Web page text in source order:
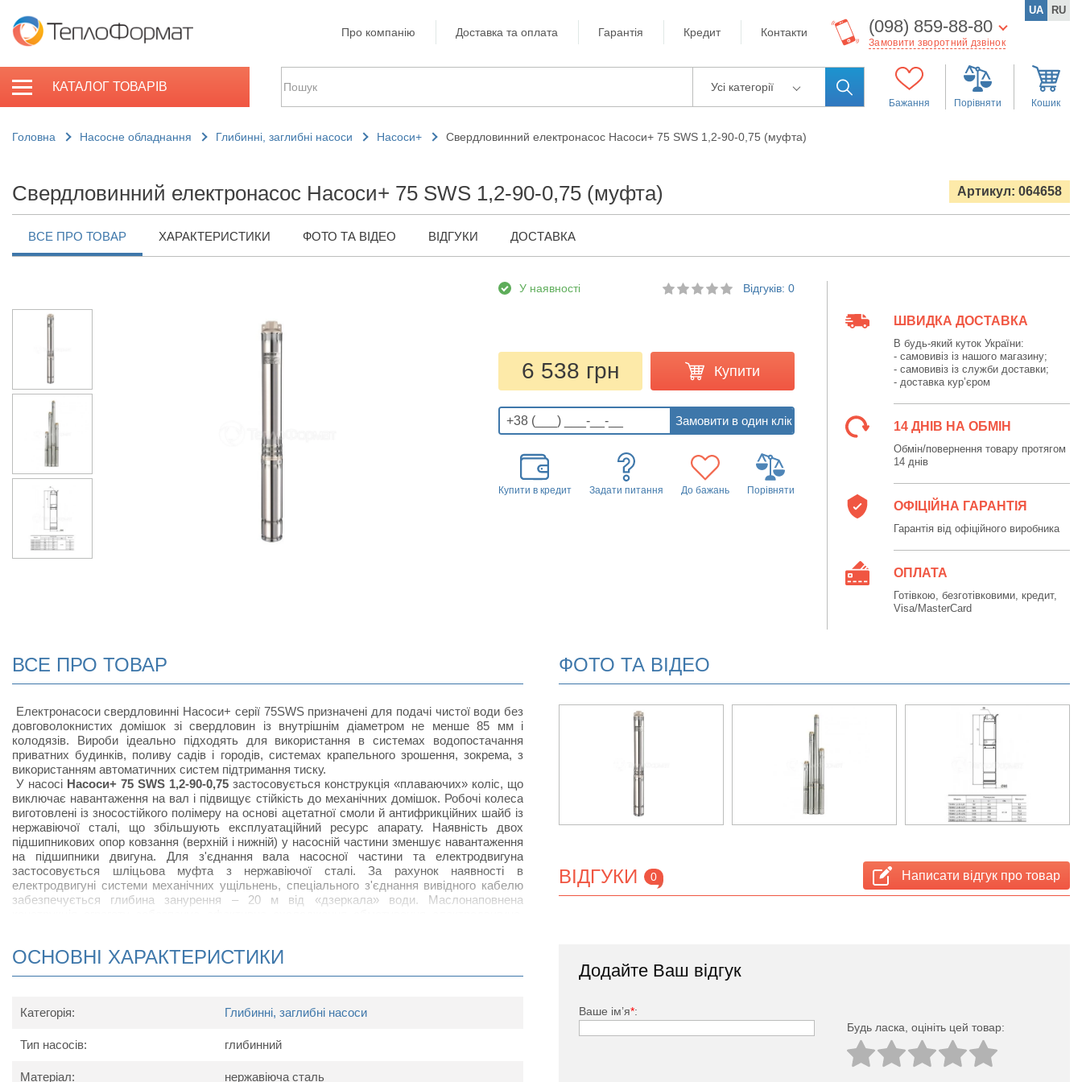
Про компанію Доставка та оплата Гарантія Кредит Контакти (098) 859-88-80
Замовити зворотний дзвінок
UA RU
КАТАЛОГ ТОВАРІВ Усі категорії
Бажання Порівняти Кошик
Головна Насосне обладнання Глибинні, заглибні насоси Насоси+ Свердловинний електронасос Насоси+ 75 SWS 1,2-90-0,75 (муфта)
Свердловинний електронасос Насоси+ 75 SWS 1,2-90-0,75 (муфта) Артикул: 064658
ВСЕ ПРО ТОВАР ХАРАКТЕРИСТИКИ ФОТО ТА ВІДЕО ВІДГУКИ ДОСТАВКА
У наявності Відгуків: 0
6 538 грн Купити
Купити в кредит Задати питання До бажань Порівняти
ШВИДКА ДОСТАВКА
В будь-який куток України:
- самовивіз із нашого магазину;
- самовивіз із служби доставки;
- доставка кур’єром
14 ДНІВ НА ОБМІН
Обмін/повернення товару протягом
14 днів
ОФІЦІЙНА ГАРАНТІЯ
Гарантія від офіційного виробника
ОПЛАТА
Готівкою, безготівковими, кредит,
Visa/MasterCard
ВСЕ ПРО ТОВАР
Електронасоси свердловинні Насоси+ серії 75SWS призначені для подачі чистої води без
довговолокнистих домішок зі свердловин із внутрішнім діаметром не менше 85 мм і
колодязів. Вироби ідеально підходять для використання в системах водопостачання
приватних будинків, поливу садів і городів, системах крапельного зрошення, зокрема, з
використанням автоматичних систем підтримання тиску.
У насосі Насоси+ 75 SWS 1,2-90-0,75 застосовується конструкція «плаваючих» коліс, що
виключає навантаження на вал і підвищує стійкість до механічних домішок. Робочі колеса
виготовлені із зносостійкого полімеру на основі ацетатної смоли й антифрикційних шайб із
нержавіючої сталі, що збільшують експлуатаційний ресурс апарату. Наявність двох
підшипникових опор ковзання (верхній і нижній) у насосній частини зменшує навантаження
на підшипники двигуна. Для з'єднання вала насосної частини та електродвигуна
застосовується шліцьова муфта з нержавіючої сталі. За рахунок наявності в
електродвигуні системи механічних ущільнень, спеціального з'єднання вивідного кабелю
забезпечується глибина занурення –20 м від «дзеркала» води. Маслонаповнена
заклинювання або зупинки електронасоса.
двигун асинхронний двополюсний з короткозамкненим ротором, маслонаповнений;
клас ізоляції B;
вбудованим в обмотування пристроєм захисту двигуна від перевантажень;
ОСНОВНІ ХАРАКТЕРИСТИКИ
Категорія: Глибинні, заглибні насоси
Тип насосів: глибинний
Матеріал: нержавіюча сталь
ФОТО ТА ВІДЕО
ВІДГУКИ 0 Написати відгук про товар
Додайте Ваш відгук
Ваше ім’я*:
Будь ласка, оцініть цей товар: